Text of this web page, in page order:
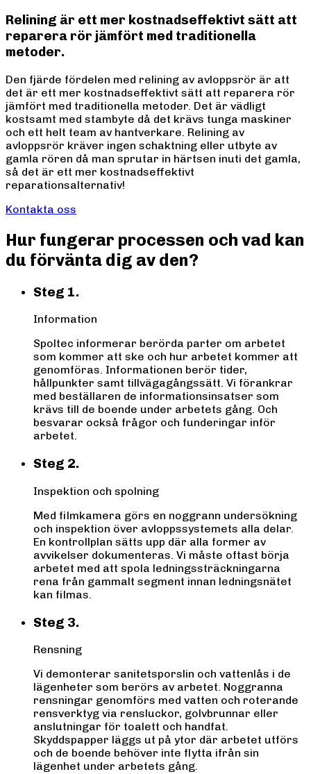
Relining är ett mer kostnadseffektivt sätt att
reparera rör jämfört med traditionella
metoder.
Den fjärde fördelen med relining av avloppsrör är att
det är ett mer kostnadseffektivt sätt att reparera rör
jämfört med traditionella metoder. Det är vädligt
kostsamt med stambyte då det krävs tunga maskiner
och ett helt team av hantverkare. Relining av
avloppsrör kräver ingen schaktning eller utbyte av
gamla rören då man sprutar in härtsen inuti det gamla,
så det är ett mer kostnadseffektivt
reparationsalternativ!
Kontakta oss
Hur fungerar processen och vad kan
du förvänta dig av den?
Steg 1.
Information
Spoltec informerar berörda parter om arbetet
som kommer att ske och hur arbetet kommer att
genomföras. Informationen berör tider,
hållpunkter samt tillvägagångssätt. Vi förankrar
med beställaren de informationsinsatser som
krävs till de boende under arbetets gång. Och
besvarar också frågor och funderingar inför
arbetet.
Steg 2.
Inspektion och spolning
Med filmkamera görs en noggrann undersökning
och inspektion över avloppssystemets alla delar.
En kontrollplan sätts upp där alla former av
avvikelser dokumenteras. Vi måste oftast börja
arbetet med att spola ledningssträckningarna
rena från gammalt segment innan ledningsnätet
kan filmas.
Steg 3.
Rensning
Vi demonterar sanitetsporslin och vattenlås i de
lägenheter som berörs av arbetet. Noggranna
rensningar genomförs med vatten och roterande
rensverktyg via rensluckor, golvbrunnar eller
anslutningar för toalett och handfat.
Skyddspapper läggs ut på ytor där arbetet utförs
och de boende behöver inte flytta ifrån sin
lägenhet under arbetets gång.